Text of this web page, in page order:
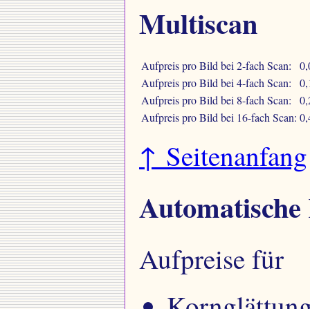
Multiscan
Aufpreis pro Bild bei 2-fach Scan:
Aufpreis pro Bild bei 4-fach Scan:
Aufpreis pro Bild bei 8-fach Scan:
Aufpreis pro Bild bei 16-fach Scan:
↑ Seitenanfang
Aufpreise für